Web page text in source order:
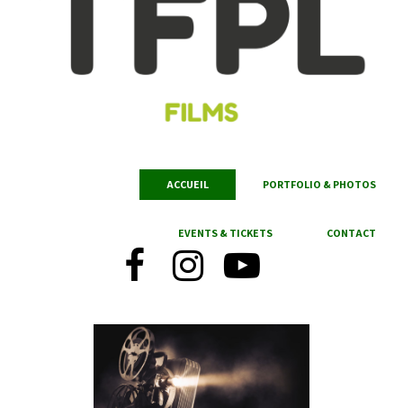
ACCUEIL PORTFOLIO & PHOTOS
EVENTS & TICKETS CONTACT
  